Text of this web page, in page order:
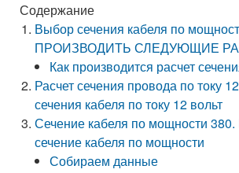
Содержание
Выбор сечения кабеля по
ПРОИЗВОДИТЬ СЛЕДУЮЩИЕ
Как производится расчет
Расчет сечения провода по току
сечения кабеля по току 12 вольт
Сечение кабеля по мощности
сечение кабеля по мощности
Собираем данные